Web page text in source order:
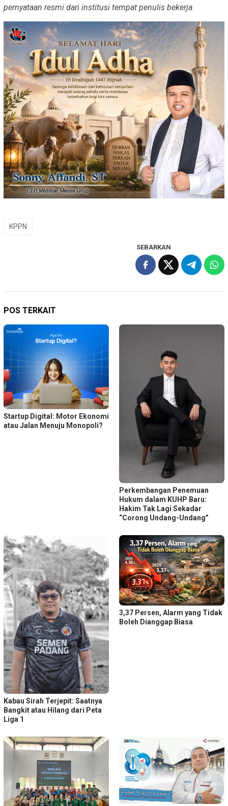
pernyataan resmi dari institusi tempat penulis bekerja.
KPPN
SEBARKAN
POS TERKAIT
Startup Digital: Motor Ekonomi
atau Jalan Menuju Monopoli?
Perkembangan Penemuan
Hukum dalam KUHP Baru:
Hakim Tak Lagi Sekadar
“Corong Undang-Undang”
Kabau Sirah Terjepit: Saatnya
Bangkit atau Hilang dari Peta
Liga 1
3,37 Persen, Alarm yang Tidak
Boleh Dianggap Biasa